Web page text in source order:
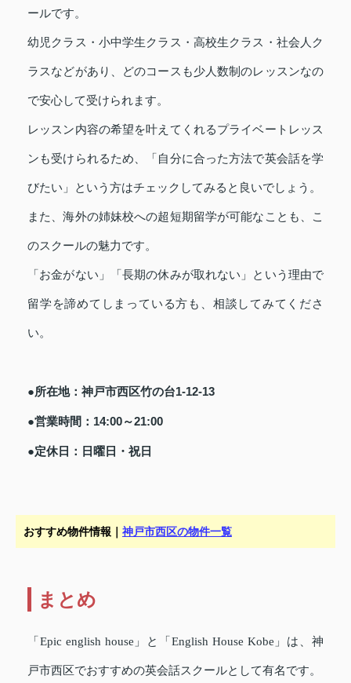
ールです。
幼児クラス・小中学生クラス・高校生クラス・社会人ク
ラスなどがあり、どのコースも少人数制のレッスンなの
で安心して受けられます。
レッスン内容の希望を叶えてくれるプライベートレッス
ンも受けられるため、「自分に合った方法で英会話を学
びたい」という方はチェックしてみると良いでしょう。
また、海外の姉妹校への超短期留学が可能なことも、こ
のスクールの魅力です。
「お金がない」「長期の休みが取れない」という理由で
留学を諦めてしまっている方も、相談してみてくださ
い。
●所在地：神戸市西区竹の台1-12-13
●営業時間：14:00～21:00
●定休日：日曜日・祝日
おすすめ物件情報｜ 神戸市西区の物件一覧
まとめ
「Epic english house」と「English House Kobe」は、神
戸市西区でおすすめの英会話スクールとして有名です。